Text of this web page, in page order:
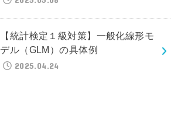
【統計検定１級対策】一般化線形モ
デル（GLM）の具体例
2025.04.24